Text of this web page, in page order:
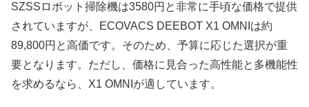
SZSSロボット掃除機は3580円と非常に手頃な価格で提供
されていますが、ECOVACS DEEBOT X1 OMNIは約
89,800円と高価です。そのため、予算に応じた選択が重
要となります。ただし、価格に見合った高性能と多機能性
を求めるなら、X1 OMNIが適しています。